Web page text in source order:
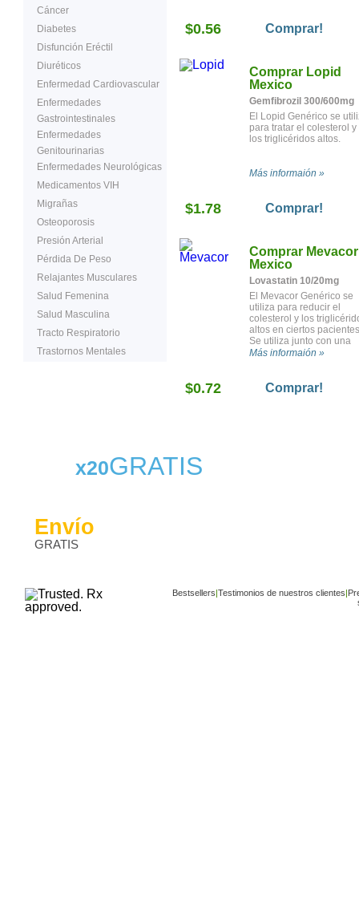
Cáncer
Diabetes
Disfunción Eréctil
Diuréticos
Enfermedad Cardiovascular
Enfermedades
Gastrointestinales
Enfermedades
Genitourinarias
Enfermedades Neurológicas
Medicamentos VIH
Migrañas
Osteoporosis
Presión Arterial
Pérdida De Peso
Relajantes Musculares
Salud Femenina
Salud Masculina
Tracto Respiratorio
Trastornos Mentales
x20GRATIS
Envío
GRATIS
capaz de disminuir sus
niveles solamente con la
despejar de la sangre el
colesterol dañino
densidad LDL) y
la capacidad del cuerpo
producir colesterol LDL
nuevo.
$0.56 Comprar!
Comprar Lopid
Mexico
Gemfibrozil 300/600mg
El Lopid Genérico se
para tratar el colesterol y
los triglicéridos altos.
Más informaión »
$1.78 Comprar!
Comprar Mevacor
Mexico
Lovastatin 10/20mg
El Mevacor Genérico se
utiliza para reducir el
colesterol y los
altos en ciertos
Se utiliza junto con una
dieta apropiada. Se
un ataque al corazón y el
dolor en el pecho
Más informaión »
$0.72 Comprar!
Bestsellers|Testimonios de nuestros clientes|